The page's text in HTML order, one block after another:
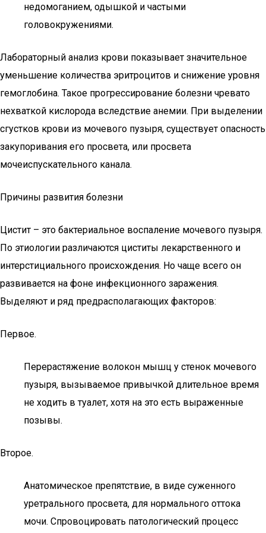
недомоганием, одышкой и частыми
головокружениями.
Лабораторный анализ крови показывает значительное
уменьшение количества эритроцитов и снижение уровня
гемоглобина. Такое прогрессирование болезни чревато
нехваткой кислорода вследствие анемии. При выделении
сгустков крови из мочевого пузыря, существует опасность
закупоривания его просвета, или просвета
мочеиспускательного канала.
Причины развития болезни
Цистит – это бактериальное воспаление мочевого пузыря.
По этиологии различаются циститы лекарственного и
интерстициального происхождения. Но чаще всего он
развивается на фоне инфекционного заражения.
Выделяют и ряд предрасполагающих факторов:
Первое.
Перерастяжение волокон мышц у стенок мочевого
пузыря, вызываемое привычкой длительное время
не ходить в туалет, хотя на это есть выраженные
позывы.
Второе.
Анатомическое препятствие, в виде суженного
уретрального просвета, для нормального оттока
мочи. Спровоцировать патологический процесс